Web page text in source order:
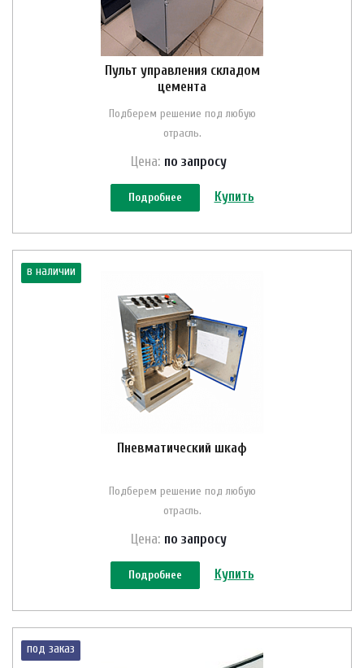
Пульт управления складом
цемента
Подберем решение под любую
отрасль.
Цена: по запросу
Подробнее Купить
в наличии
Пневматический шкаф
Подберем решение под любую
отрасль.
Цена: по запросу
Подробнее Купить
под заказ